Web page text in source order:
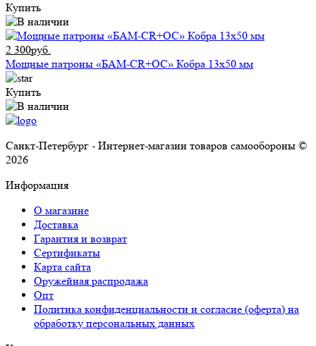
Купить
2 300руб.
Мощные патроны «БАМ-CR+ОС» Кобра 13х50 мм
Купить
Санкт-Петербург - Интернет-магазин товаров самообороны ©
2026
Информация
О магазине
Доставка
Гарантия и возврат
Сертификаты
Карта сайта
Оружейная распродажа
Опт
Политика конфиденциальности и согласие (оферта) на
обработку персональных данных